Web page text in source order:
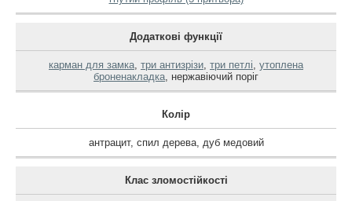
Додаткові функції
карман для замка три антизрізи три петлі утоплена
броненакладка нержавіючий поріг
Колір
антрацит, спил дерева, дуб медовий
Клас зломостійкості